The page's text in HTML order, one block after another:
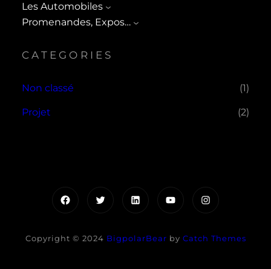
Les Automobiles
Promenandes, Expos…
CATEGORIES
Non classé (1)
Projet (2)
FacebookTwitterLinkedInYouTubeInstagram
Copyright © 2024 BigpolarBear by Catch Themes